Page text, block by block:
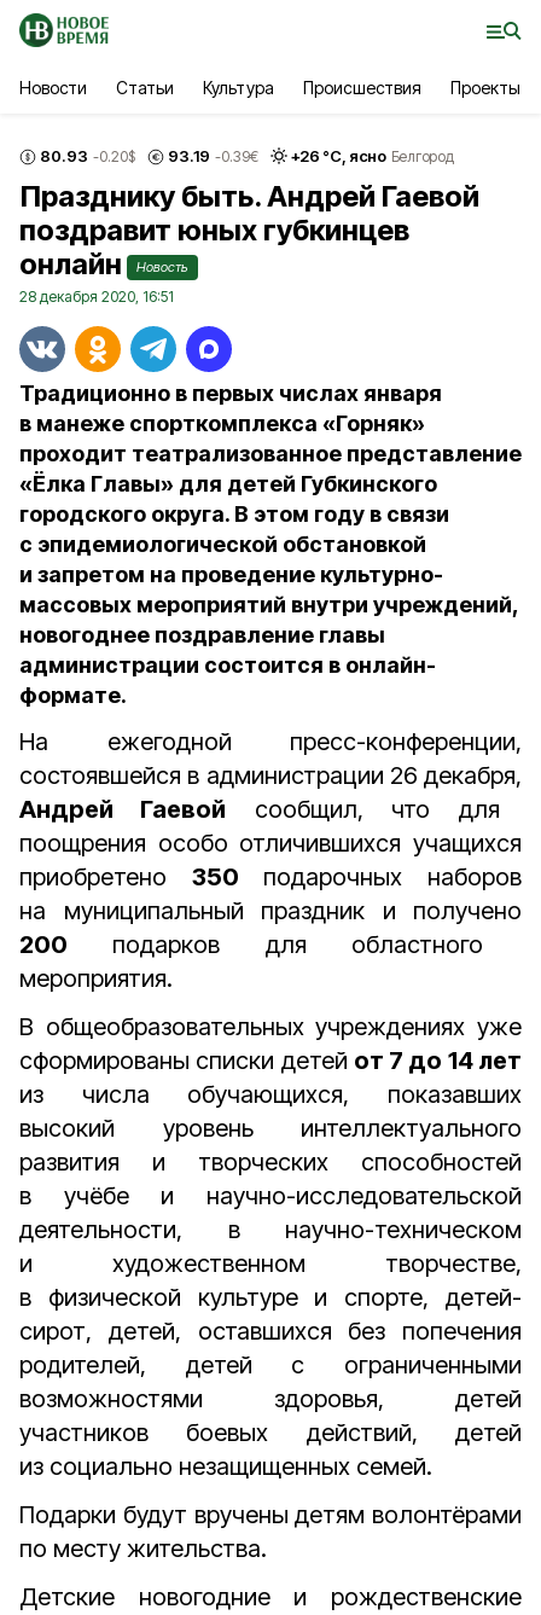
Новости Статьи Культура Происшествия Проекты
80.93 -0.20$ 93.19 -0.39€ +26 °С, ясно Белгород
Празднику быть. Андрей Гаевой
поздравит юных губкинцев
онлайн
Новость
28 декабря 2020, 16:51
Традиционно в первых числах января
в манеже спорткомплекса «Горняк»
проходит театрализованное представление
«Ёлка Главы» для детей Губкинского
городского округа. В этом году в связи
с эпидемиологической обстановкой
и запретом на проведение культурно-
массовых мероприятий внутри учреждений,
новогоднее поздравление главы
администрации состоится в онлайн-
формате.
На ежегодной пресс-конференции,
состоявшейся в администрации 26 декабря,
Андрей Гаевой сообщил, что для
поощрения особо отличившихся учащихся
приобретено 350 подарочных наборов
на муниципальный праздник и получено
200 подарков для областного
мероприятия.
В общеобразовательных учреждениях уже
сформированы списки детей от 7 до 14 лет
из числа обучающихся, показавших
высокий уровень интеллектуального
развития и творческих способностей
в учёбе и научно-исследовательской
деятельности, в научно-техническом
и художественном творчестве,
в физической культуре и спорте, детей-
сирот, детей, оставшихся без попечения
родителей, детей с ограниченными
возможностями здоровья, детей
участников боевых действий, детей
из социально незащищенных семей.
Подарки будут вручены детям волонтёрами
по месту жительства.
Детские новогодние и рождественские